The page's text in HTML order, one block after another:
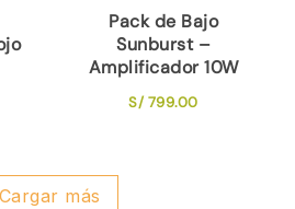
Pack de Bajo
Sunburst –
Amplificador 10W
S/799.00
Cargar más